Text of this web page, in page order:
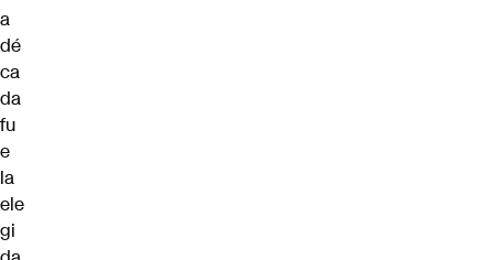
a
dé
ca
da
fu
e
la
ele
gi